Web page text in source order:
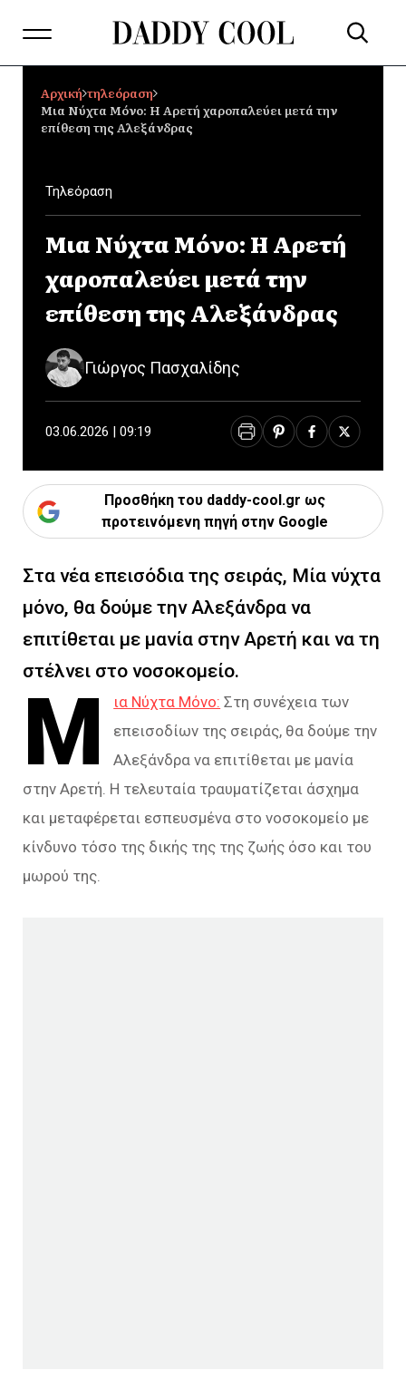
Αρχική τηλεόραση
Μια Νύχτα Μόνο: Η Αρετή χαροπαλεύει μετά την
επίθεση της Αλεξάνδρας
Τηλεόραση
Μια Νύχτα Μόνο: Η Αρετή
χαροπαλεύει μετά την
επίθεση της Αλεξάνδρας
Γιώργος Πασχαλίδης
03.06.2026 | 09:19
Προσθήκη του daddy-cool.gr ως
προτεινόμενη πηγή στην Google
Στα νέα επεισόδια της σειράς, Μία νύχτα
μόνο, θα δούμε την Αλεξάνδρα να
επιτίθεται με μανία στην Αρετή και να τη
στέλνει στο νοσοκομείο.
Μ ια Νύχτα Μόνο: Στη συνέχεια των
επεισοδίων της σειράς, θα δούμε την
Αλεξάνδρα να επιτίθεται με μανία
στην Αρετή. Η τελευταία τραυματίζεται άσχημα
και μεταφέρεται εσπευσμένα στο νοσοκομείο με
κίνδυνο τόσο της δικής της της ζωής όσο και του
μωρού της.